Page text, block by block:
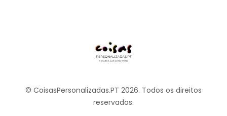
© CoisasPersonalizadas.PT 2026. Todos os direitos
reservados.